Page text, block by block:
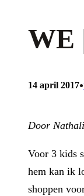
WE
14 april 2017•
Door
Voor 3 kids
hem kan ik
shoppen